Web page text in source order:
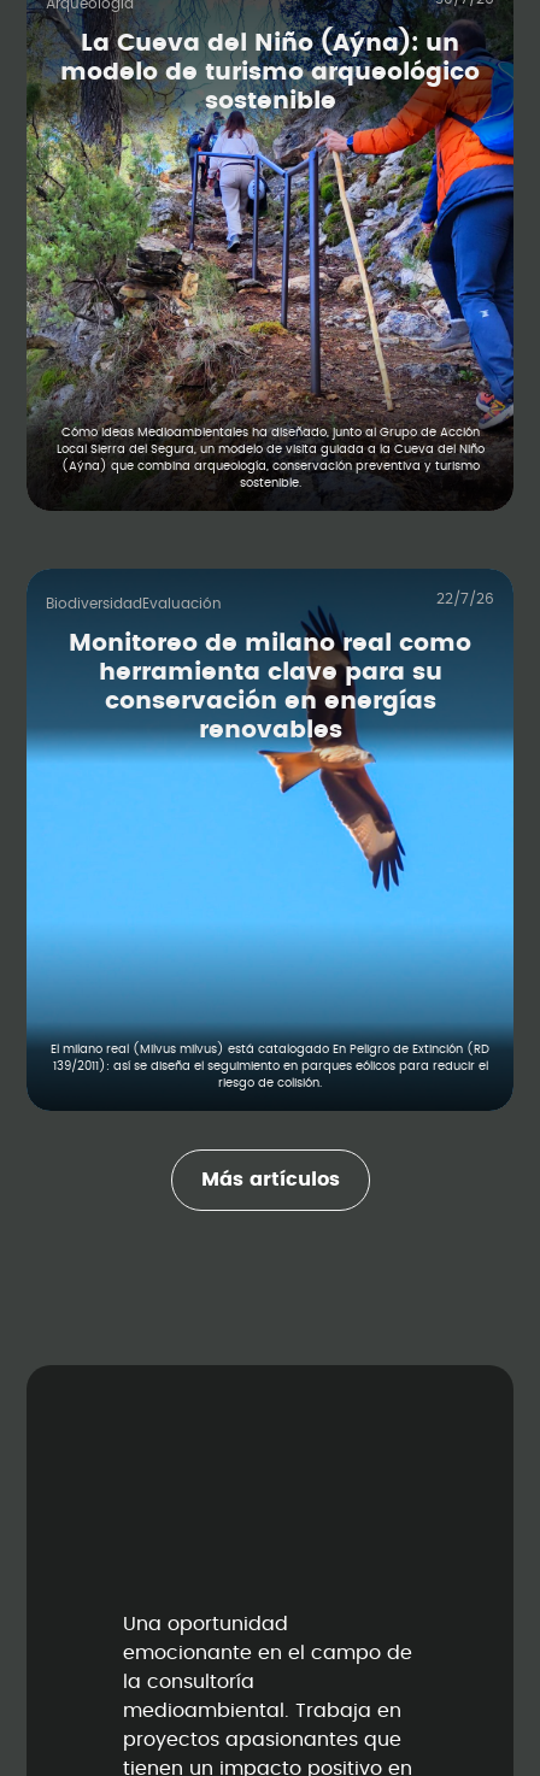
Arqueología
La Cueva del Niño (Aýna): un
modelo de turismo arqueológico
sostenible
Cómo Ideas Medioambientales ha diseñado, junto al Grupo de Acción
Local Sierra del Segura, un modelo de visita guiada a la Cueva del Niño
(Aýna) que combina arqueología, conservación preventiva y turismo
sostenible.
Biodiversidad Evaluación 22/7/26
Monitoreo de milano real como
herramienta clave para su
conservación en energías
renovables
El milano real (Milvus milvus) está catalogado En Peligro de Extinción (RD
139/2011): así se diseña el seguimiento en parques eólicos para reducir el
riesgo de colisión.
Más artículos
Una oportunidad
emocionante en el campo de
la consultoría
medioambiental. Trabaja en
proyectos apasionantes que
tienen un impacto positivo en